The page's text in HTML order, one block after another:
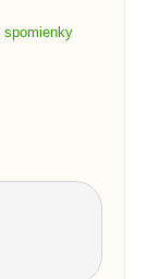
spomienky